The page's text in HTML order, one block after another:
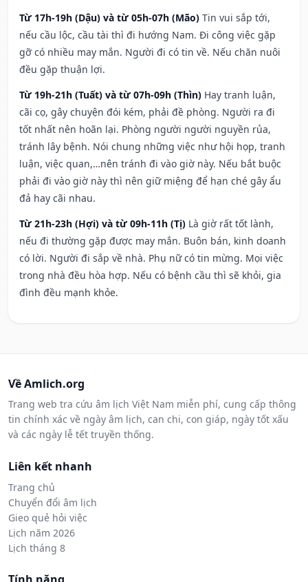
Từ 17h-19h (Dậu) và từ 05h-07h (Mão) Tin vui sắp tới,
nếu cầu lộc, cầu tài thì đi hướng Nam. Đi công việc gặp
gỡ có nhiều may mắn. Người đi có tin về. Nếu chăn nuôi
đều gặp thuận lợi.
Từ 19h-21h (Tuất) và từ 07h-09h (Thìn) Hay tranh luận,
cãi cọ, gây chuyện đói kém, phải đề phòng. Người ra đi
tốt nhất nên hoãn lại. Phòng người người nguyền rủa,
tránh lây bệnh. Nói chung những việc như hội họp, tranh
luận, việc quan,…nên tránh đi vào giờ này. Nếu bắt buộc
phải đi vào giờ này thì nên giữ miệng để hạn ché gây ẩu
đả hay cãi nhau.
Từ 21h-23h (Hợi) và từ 09h-11h (Tị) Là giờ rất tốt lành,
nếu đi thường gặp được may mắn. Buôn bán, kinh doanh
có lời. Người đi sắp về nhà. Phụ nữ có tin mừng. Mọi việc
trong nhà đều hòa hợp. Nếu có bệnh cầu thì sẽ khỏi, gia
đình đều mạnh khỏe.
Về Amlich.org
Trang web tra cứu âm lịch Việt Nam miễn phí, cung cấp thông
tin chính xác về ngày âm lịch, can chi, con giáp, ngày tốt xấu
và các ngày lễ tết truyền thống.
Liên kết nhanh
Trang chủ
Chuyển đổi âm lịch
Gieo quẻ hỏi việc
Lịch năm 2026
Lịch tháng 8